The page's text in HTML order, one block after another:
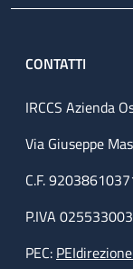
CONTATTI
IRCCS Azienda
Via Giuseppe
C.F.
P.IVA
PEC: